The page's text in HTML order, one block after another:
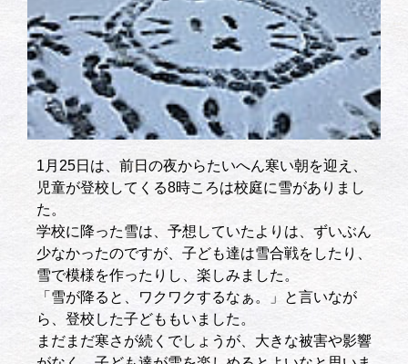
1月25日は、前日の夜からたいへん寒い朝を迎え、
児童が登校してくる8時ころは校庭に雪がありまし
た。
学校に降った雪は、予想していたよりは、ずいぶん
少なかったのですが、子ども達は雪合戦をしたり、
雪で模様を作ったりし、楽しみました。
「雪が降ると、ワクワクするなぁ。」と言いなが
ら、登校した子どももいました。
まだまだ寒さが続くでしょうが、大きな被害や影響